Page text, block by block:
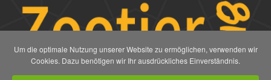
Um die optimale Nutzung unserer Website zu ermöglichen, verwenden wir
Cookies. Dazu benötigen wir Ihr ausdrückliches Einverständnis.